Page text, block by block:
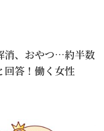
消、おやつ…約半数
回答！働く女性